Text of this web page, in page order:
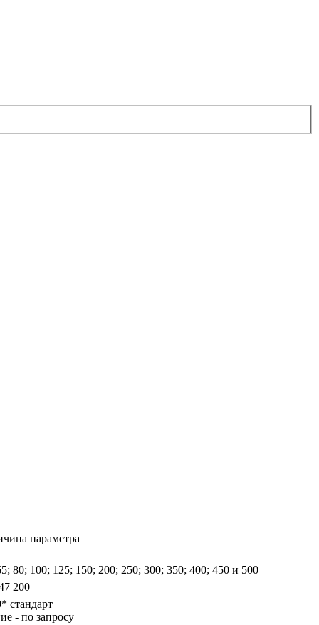
параметра
80; 100; 125; 150; 200; 250; 300; 350; 400; 450 и 500
200
стандарт
- по запросу